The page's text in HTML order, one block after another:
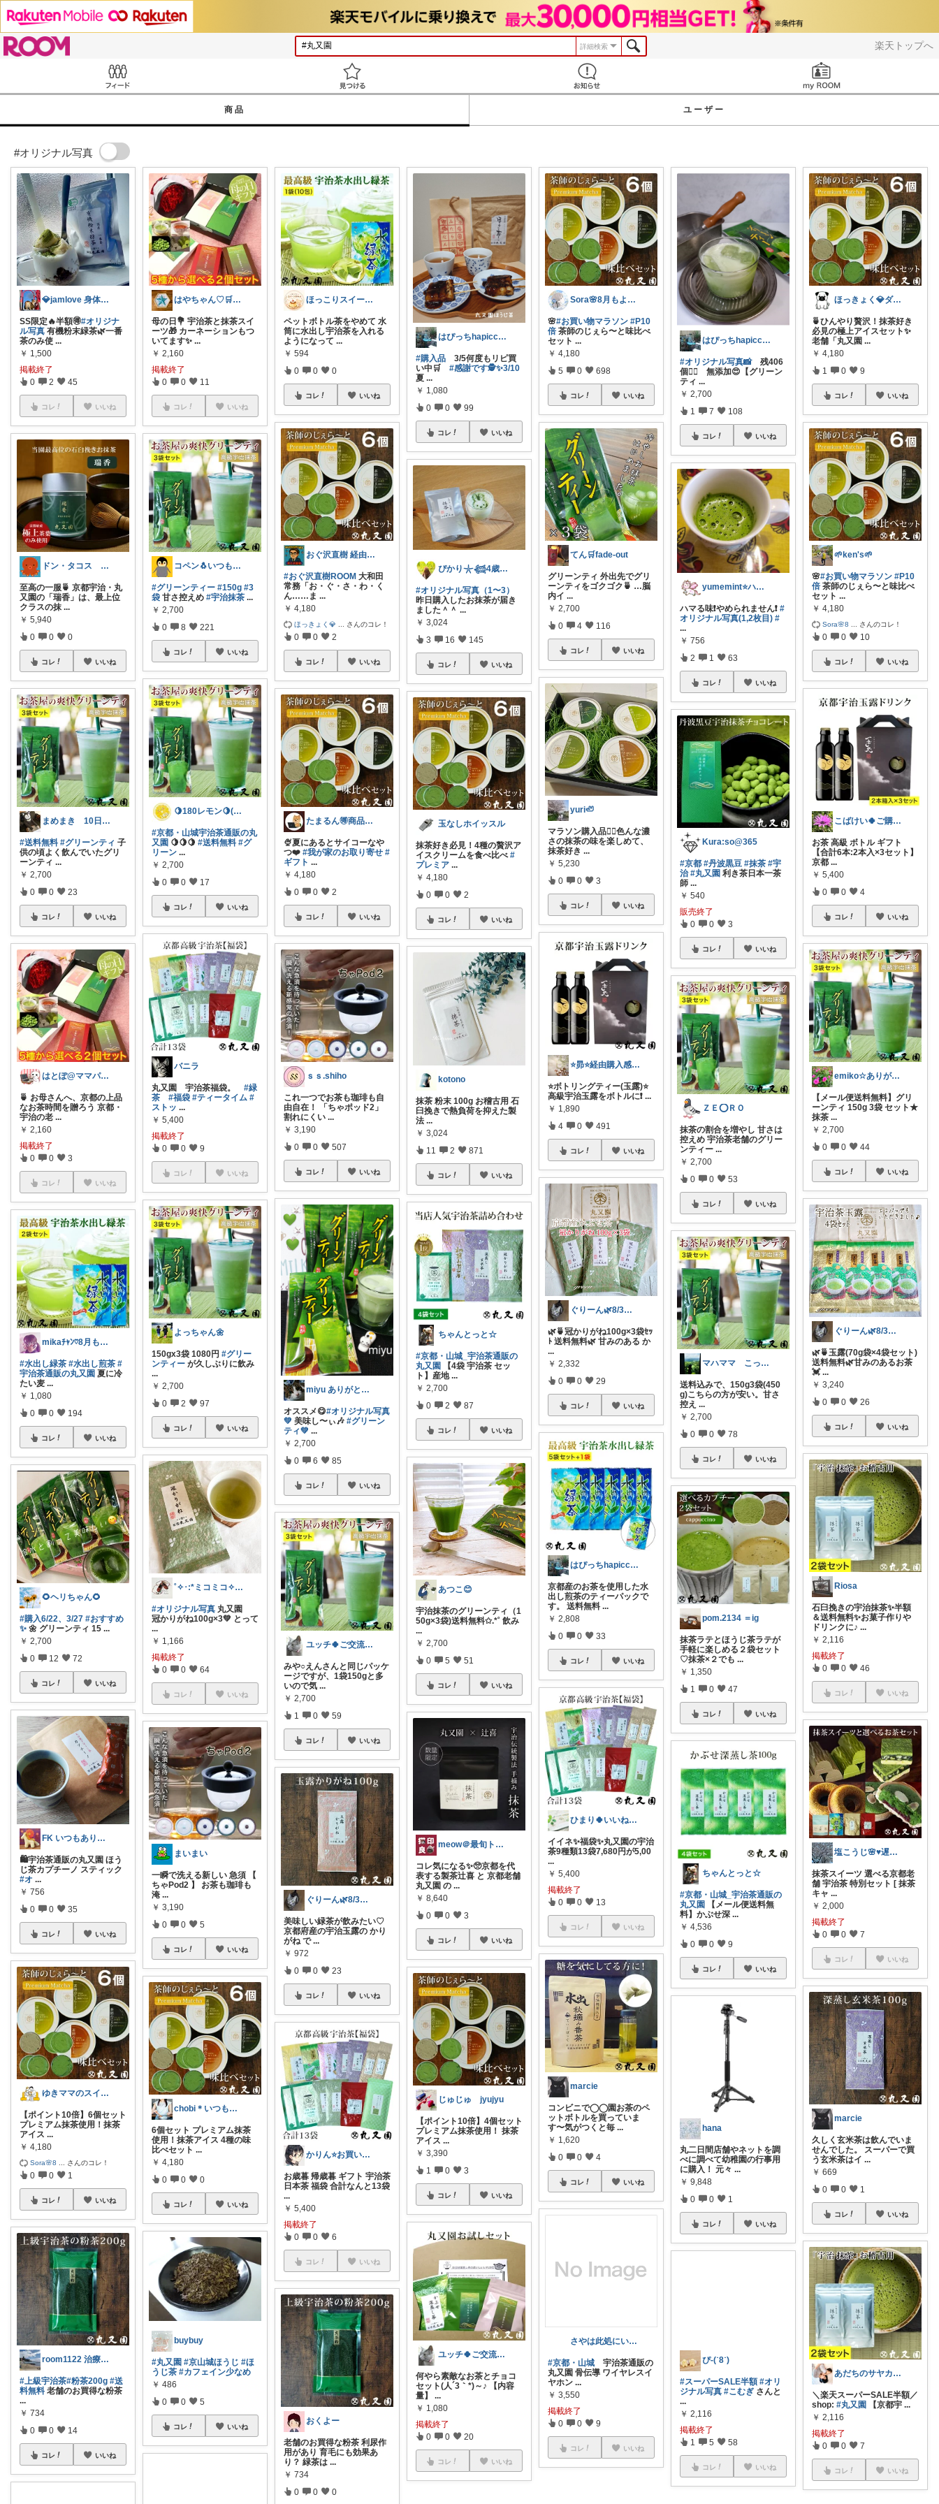
楽天トップへ
詳細検索
商品 ユーザー
#オリジナル写真
💎jamlove 身体に優しく
SS限定🔥半額🉐#オリジナ
ル写真 有機粉末緑茶🌿一番
茶のみ使 ...
￥ 1,500
掲載終了
0 2 45
コレ いいね
ドン・タコス 防災⚠️生活雑貨アウトドア
至高の一服🍵 京都宇治・丸
又園の「瑞香」は、最上位
クラスの抹 ...
￥ 5,940
0 0 0
コレ いいね
まめまき 10日お買い物！！
#送料無料 #グリーンティ 子
供の頃よく飲んでいたグリ
ーンティ ...
￥ 2,700
0 0 23
コレ いいね
はとぽ@ママパパの神育児グッズ✨
🍵 お母さんへ、京都の上品
なお茶時間を贈ろう 京都・
宇治の老 ...
￥ 2,160
掲載終了
0 0 3
コレ いいね
mikaﾁｬﾝ♡8月もよろしく🤗
#水出し緑茶 #水出し煎茶 #
宇治茶通販の丸又園 夏に冷
たい麦 ...
￥ 1,080
0 0 194
コレ いいね
🌻ヘリちゃん🌻
#購入6/22、3/27 #おすすめ
✨ 🌼 グリーンティ 15 ...
￥ 2,700
0 12 72
コレ いいね
FK いつもありがと
🛍️宇治茶通販の丸又園 ほう
じ茶カプチーノ スティック
#オ ...
￥ 756
0 0 35
コレ いいね
ゆきママのスイーツroom
【ポイント10倍】6個セット
プレミアム抹茶使用！抹茶
アイス ...
￥ 4,180
Sora🌸8 さんのコレ！
0 0 1
コレ いいね
room1122 治療中😅
#上級宇治茶#粉茶200g #送
料無料 老舗のお買得な粉茶
...
￥ 734
0 0 14
コレ いいね
はやちゃん♡🛒✨感謝です💖🙏✨
母の日💐 宇治茶と抹茶スイ
ーツ🎁 カーネーションもつ
いてます✨ ...
￥ 2,160
掲載終了
0 0 11
コレ いいね
コペン🐧いつもありがとう✨
#グリーンティー #150g #3
袋 甘さ控えめ#宇治抹茶 ...
￥ 2,700
0 8 221
コレ いいね
🍋180レモン🍋(´∀｀*)
#京都・山城宇治茶通販の丸
又園 🍋🍋🍋#送料無料 #グ
リーン ...
￥ 2,700
0 0 17
コレ いいね
バニラ
丸又園 宇治茶福袋。#緑
茶
#福袋 #ティータイム #
ストッ ...
￥ 5,400
掲載終了
0 0 9
コレ いいね
よっちゃん🌼
150gx3袋 1080円#グリー
ンティー が久しぶりに飲み
...
￥ 2,700
0 2 97
コレ いいね
˚✧･:*ミコミコ✧₊⁎･:*thx☺︎
#オリジナル写真 丸又園
冠かりがね100g×3💚 とって
...
￥ 1,166
掲載終了
0 0 64
コレ いいね
まいまい
一瞬で洗える新しい 急須 【
ちゃPod2 】 お茶も珈琲も
淹 ...
￥ 3,190
0 0 5
コレ いいね
chobi＊いつもありがとうございます＊
6個セット プレミアム抹茶
使用！抹茶アイス 4種の味
比べセット ...
￥ 4,180
0 0 0
コレ いいね
buybuy
#丸又園 #京山城ほうじ #ほ
うじ茶 #カフェイン少なめ
￥ 486
0 0 5
コレ いいね
ほっこりスイーツ日和🍮
ペットボトル茶をやめて 水
筒に水出し宇治茶を入れる
ようになって ...
￥ 594
0 0 0
コレ いいね
おぐ沢直樹 経由購入いたします‼️
#おぐ沢直樹ROOM 大和田
常務「お・ぐ・さ・わ・く
ん……ま ...
￥ 4,180
ほっきょく💎 さんのコレ！
0 0 2
コレ いいね
たまるん🉐商品紹介
🍨夏にあるとサイコーなや
つ❤️#我が家のお取り寄せ #
ギフト ...
￥ 4,180
0 0 2
コレ いいね
ｓｓ.shiho
これ一つでお茶も珈琲も自
由自在！ 「ちゃポッド2」
割れにくい ...
￥ 3,190
0 0 507
コレ いいね
miyu ありがとうございます😊😽
オススメ😋#オリジナル写真
💚 美味し〜ぃ🎶#グリーン
ティ💚 ...
￥ 2,700
0 6 85
コレ いいね
ユッチ🍀ご交流感謝です🍀
みや○えんさんと同じパッケ
ージですが、1袋150gと多
いので気 ...
￥ 2,700
1 0 59
コレ いいね
ぐりーん🌿8/3🍞ありがとう🙇‍♀
美味しい緑茶が飲みたい♡
京都府産の宇治玉露の かり
がね で ...
￥ 972
0 0 23
コレ いいね
かりん⭐️お買い物🌟感謝
お歳暮 帰歳暮 ギフト 宇治茶
日本茶 福袋 合計なんと13袋
...
￥ 5,400
掲載終了
0 0 6
コレ いいね
おくよー
老舗のお買得な粉茶 利尿作
用があり 育毛にも効果あ
り？ 緑茶は ...
￥ 734
0 0 0
はぴっちhapicchi💎🏃感謝💐
#購入品 3/5何度もリピ買
い中🛒#感謝です🕵✨3/10
夏 ...
￥ 1,080
0 0 99
コレ いいね
ぴかり𓇼𓆉4歳女の子ママ
#オリジナル写真（1〜3）
昨日購入したお抹茶が届き
ました＾＾ ...
￥ 3,024
3 16 145
コレ いいね
玉なしホイッスル
抹茶好き必見！4種の贅沢ア
イスクリームを食べ比べ#
プレミア ...
￥ 4,180
0 0 2
コレ いいね
kotono
抹茶 粉末 100g お稽古用 石
臼挽きで熱負荷を抑えた製
法 ...
￥ 3,024
11 2 871
コレ いいね
ちゃんとっと☆
#京都・山城_宇治茶通販の
丸又園 【4袋 宇治茶 セッ
ト】産地 ...
￥ 2,700
0 2 87
コレ いいね
あつこ︎😊
宇治抹茶のグリーンティ（1
50g×3袋)送料無料✩.*˚ 飲み
...
￥ 2,700
0 5 51
コレ いいね
meow＠最旬トレンド発見隊🐈🐈‍⬛
コレ気になる✨🥺京都を代
表する製茶辻喜 と 京都老舗
丸又園 の ...
￥ 8,640
0 0 3
コレ いいね
じゅじゅ jyujyu
【ポイント10倍】4個セット
プレミアム抹茶使用！ 抹茶
アイス ...
￥ 3,390
1 0 3
コレ いいね
ユッチ🍀ご交流感謝です🍀
何やら素敵なお茶とチョコ
セット(人´3｀*)～♪ 【内容
量】...
￥ 1,080
掲載終了
0 0 20
コレ いいね
Sora🌸8月もよろしくね
🌸#お買い物マラソン #P10
倍 茶師のじぇら〜と味比べ
セット ...
￥ 4,180
5 0 698
コレ いいね
てん🛒fade-out
グリーンティ 外出先でグリ
ーンティをゴクゴク🍵 …脳
内イ ...
￥ 2,700
0 4 116
コレ いいね
yuri🦥
マラソン購入品🏃‍♀️色んな濃
さの抹茶の味を楽しめて、
抹茶好き ...
￥ 5,230
0 0 3
コレ いいね
⭐️昴⭐️経由購入感謝です💎
⭐️ボトリングティー(玉露)⭐️
高級宇治玉露をボトルに❗️...
￥ 1,890
4 0 491
コレ いいね
ぐりーん🌿8/3🍞ありがとう🙇‍♀
🌿🍵冠かりがね100g×3袋ｾｯ
ﾄ 送料無料🌿 甘みのある か
...
￥ 2,332
0 0 29
コレ いいね
はぴっちhapicchi💎🏃感謝💐
京都産のお茶を使用した水
出し煎茶のティーパックで
す。 送料無料 ...
￥ 2,808
0 0 33
コレ いいね
ひまり🍀いいね経由ご購入感謝です🥰
イイネ✨福袋✨丸又園の宇治
茶9種類13袋7,680円が5,00
...
￥ 5,400
掲載終了
0 0 13
コレ いいね
marcie
コンビニで◯◯園お茶のペ
ットボトルを買っていま
す〜気がつくと毎 ...
￥ 1,620
0 0 4
コレ いいね
さやは此処にいるのに、、
#京都・山城 宇治茶通販の
丸又園 骨伝導 ワイヤレスイ
ヤホン...
￥ 3,550
掲載終了
0 0 9
コレ いいね
はぴっちhapicchi💎🏃感謝💐
#オリジナル写真📸残406
個🏃‍♀️ 無添加😍【グリーン
ティ ...
￥ 2,700
1 7 108
コレ いいね
yumemint⭐ハンドメイド大好き家族
ハマる味❗やめられません❗#
オリジナル写真(1,2枚目) #
...
￥ 756
2 1 63
コレ いいね
Kura:so@365
#京都 #丹波黒豆 #抹茶 #宇
治 #丸又園 利き茶日本一茶
師 ...
￥ 540
販売終了
0 0 3
コレ いいね
ＺＥ⭕ＲＯ
抹茶の割合を増やし 甘さは
控えめ 宇治茶老舗のグリー
ンティー...
￥ 2,700
0 0 53
コレ いいね
マハママ こっそり購入しています😊
送料込みで、150g3袋(450
g)こちらの方が安い。甘さ
控え ...
￥ 2,700
0 0 78
コレ いいね
pom.2134 ＝ig
抹茶ラテとほうじ茶ラテが
手軽に楽しめる２袋セット
♡抹茶×２でも ...
￥ 1,350
1 0 47
コレ いいね
ちゃんとっと☆
#京都・山城_宇治茶通販の
丸又園 【メール便送料無
料】かぶせ深 ...
￥ 4,536
0 0 9
コレ いいね
hana
丸二日間店舗やネットを調
べに調べて幼稚園の行事用
に購入！ 元々 ...
￥ 9,848
0 0 1
コレ いいね
ぴ-(˙8˙)
#スーパーSALE半額
ジナル写真
...
￥ 2,116
掲載終了
1 5
ほっきょく💎ダイヤモンド会員💎
🍵ひんやり贅沢！抹茶好き
必見の極上アイスセット✨
老舗「丸又園 ...
￥ 4,180
1 0 9
コレ いいね
🌱ken's🌱
🌸#お買い物マラソン #P10
倍 茶師のじぇら〜と味比べ
セット ...
￥ 4,180
Sora🌸8 さんのコレ！
0 0 10
コレ いいね
こばけい🍀ご購入感謝✨
お茶 高級 ボトル ギフト
【合計6本:2本入×3セット】
京都 ...
￥ 5,400
0 0 4
コレ いいね
emiko☆ありがとうございます
【メール便送料無料】グリ
ーンティ 150g 3袋 セット★
抹茶 ...
￥ 2,700
0 0 44
コレ いいね
ぐりーん🌿8/3🍞ありがとう🙇‍♀
🌿🍵玉露(70g袋×4袋セット)
送料無料🌿甘みのあるお茶
💓...
￥ 3,240
0 0 26
コレ いいね
Riosa
石臼挽きの宇治抹茶✨半額
＆送料無料✨お菓子作りや
ドリンクに♪...
￥ 2,116
掲載終了
0 0 46
コレ いいね
塩こうじ🌸♥️遅れてます🙏💦
抹茶スイーツ 選べる京都老
舗 宇治茶 特別セット [ 抹茶
キャ ...
￥ 2,000
掲載終了
0 0 7
コレ いいね
marcie
久しく玄米茶は飲んでいま
せんでした。 スーパーで買
う玄米茶はイ ...
￥ 669
0 0 1
コレ いいね
あだちのサヤカ🌸のんびり更新
＼楽天スーパーSALE半額／
shop:#丸又園 【京都宇 ...
￥ 2,116
掲載終了
0 0 7
コレ いいね